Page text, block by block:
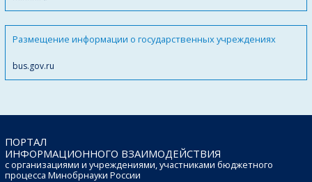
Размещение информации о государственных учреждениях
bus.gov.ru
ПОРТАЛ
ИНФОРМАЦИОННОГО ВЗАИМОДЕЙСТВИЯ
с организациями и учреждениями, участниками бюджетного
процесса Минобрнауки России